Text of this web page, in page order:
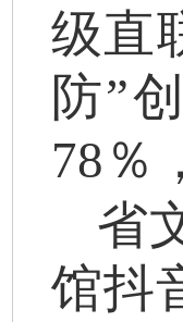
级直
防”
78％
省
馆抖